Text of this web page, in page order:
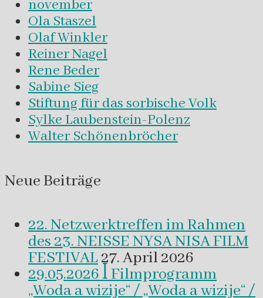
november
Ola Staszel
Olaf Winkler
Reiner Nagel
Rene Beder
Sabine Sieg
Stiftung für das sorbische Volk
Sylke Laubenstein-Polenz
Walter Schönenbröcher
Neue Beiträge
22. Netzwerktreffen im Rahmen
des 23. NEISSE NYSA NISA FILM
FESTIVAL27. April 2026
29.05.2026 ꟾ Filmprogramm
„Woda a wizije“ / „Woda a wizije“ /